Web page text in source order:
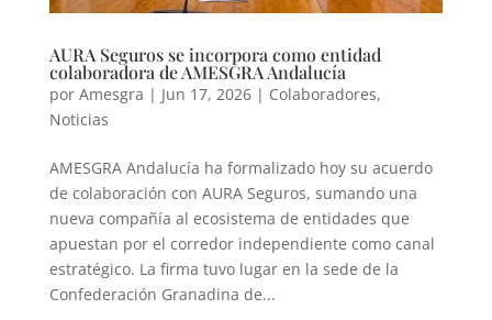
AURA Seguros se incorpora como entidad
colaboradora de AMESGRA Andalucía
por Amesgra | Jun 17, 2026| Colaboradores,
Noticias
AMESGRA Andalucía ha formalizado hoy su acuerdo
de colaboración con AURA Seguros, sumando una
nueva compañía al ecosistema de entidades que
apuestan por el corredor independiente como canal
estratégico. La firma tuvo lugar en la sede de la
Confederación Granadina de...